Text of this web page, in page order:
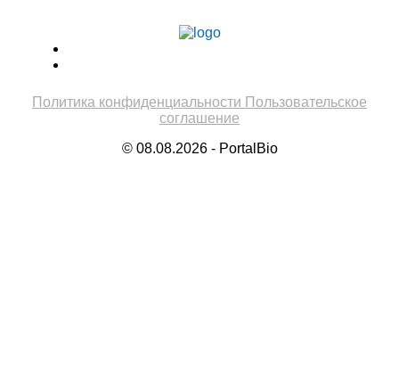
Политика конфиденциальности Пользовательское
соглашение
© 08.08.2026 - PortalBio